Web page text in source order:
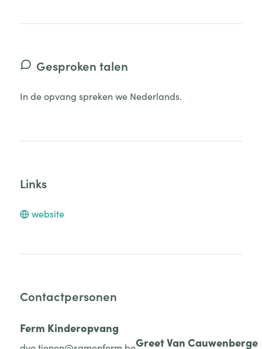
Gesproken talen
In de opvang spreken we Nederlands.
Links
website
Contactpersonen
Ferm Kinderopvang
Greet Van Cauwenberge